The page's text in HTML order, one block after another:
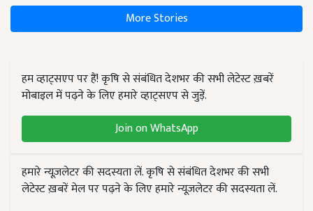
More Stories
हम व्हाट्सएप पर हैं! कृषि से संबंधित देशभर की सभी लेटेस्ट ख़बरें
मोबाइल में पढ़ने के लिए हमारे व्हाट्सएप से जुड़ें.
Join on WhatsApp
हमारे न्यूज़लेटर की सदस्यता लें. कृषि से संबंधित देशभर की सभी
लेटेस्ट ख़बरें मेल पर पढ़ने के लिए हमारे न्यूज़लेटर की सदस्यता लें.